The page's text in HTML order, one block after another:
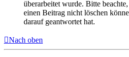
überarbeitet wurde. Bitte
einen Beitrag nicht löschen
darauf geantwortet hat.
Nach oben